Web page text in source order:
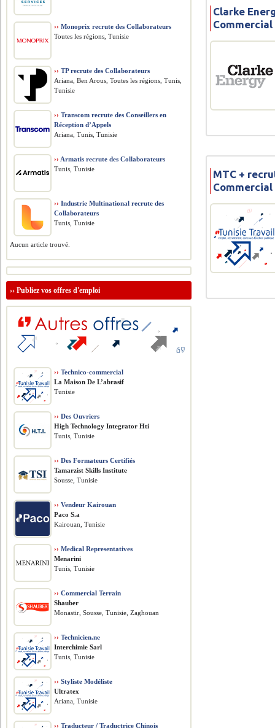
Clarke
Commercial
MTC +
Commercial
›› Monoprix recrute des Collaborateurs
Toutes les régions, Tunisie
›› TP recrute des Collaborateurs
Ariana, Ben Arous, Toutes les régions, Tunis,
Tunisie
›› Transcom recrute des Conseillers en
Réception d’Appels
Ariana, Tunis, Tunisie
›› Armatis recrute des Collaborateurs
Tunis, Tunisie
›› Industrie Multinational recrute des
Collaborateurs
Tunis, Tunisie
Aucun article trouvé.
››Publiez vos offres d'emploi
›› Technico-commercial
La Maison De L’abrasif
Tunisie
›› Des Ouvriers
High Technology Integrator Hti
Tunis, Tunisie
›› Des Formateurs Certifiés
Tamarzist Skills Institute
Sousse, Tunisie
›› Vendeur Kairouan
Paco S.a
Kairouan, Tunisie
›› Medical Representatives
Menarini
Tunis, Tunisie
›› Commercial Terrain
Shauber
Monastir, Sousse, Tunisie, Zaghouan
›› Technicien.ne
Interchimie Sarl
Tunis, Tunisie
›› Styliste Modéliste
Ultratex
Ariana, Tunisie
›› Traducteur / Traductrice Chinois